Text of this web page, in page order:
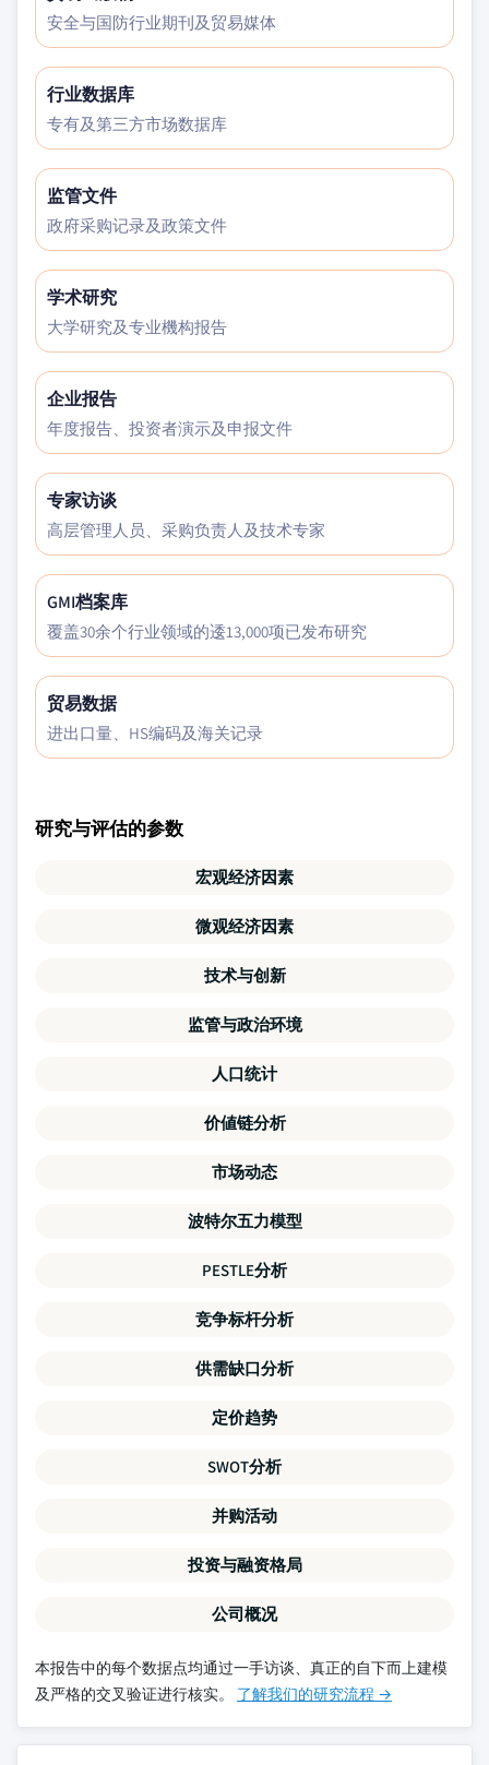
安全与国防行业期刊及贸易媒体
行业数据库
专有及第三方市场数据库
监管文件
政府采购记录及政策文件
学术研究
大学研究及专业機构报告
企业报告
年度报告、投资者演示及申报文件
专家访谈
高层管理人员、采购负责人及技术专家
GMI档案库
覆盖30余个行业领域的逶13,000项已发布研究
贸易数据
进出口量、HS编码及海关记录
研究与评估的参数
宏观经济因素
微观经济因素
技术与创新
监管与政治环境
人口统计
价値链分析
市场动态
波特尔五力模型
PESTLE分析
竞争标杆分析
供需缺口分析
定价趋势
SWOT分析
并购活动
投资与融资格局
公司概况
本报告中的每个数据点均通过一手访谈、真正的自下而上建模
及严格的交叉验证进行核实。 了解我们的研究流程 →